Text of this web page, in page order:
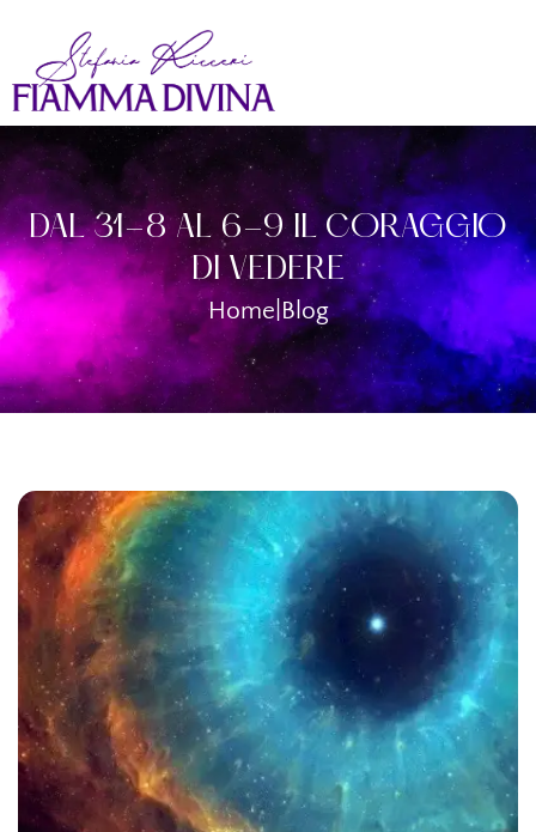
DAL 31-8 AL 6-9 IL CORAGGIO
DI VEDERE
Home|Blog